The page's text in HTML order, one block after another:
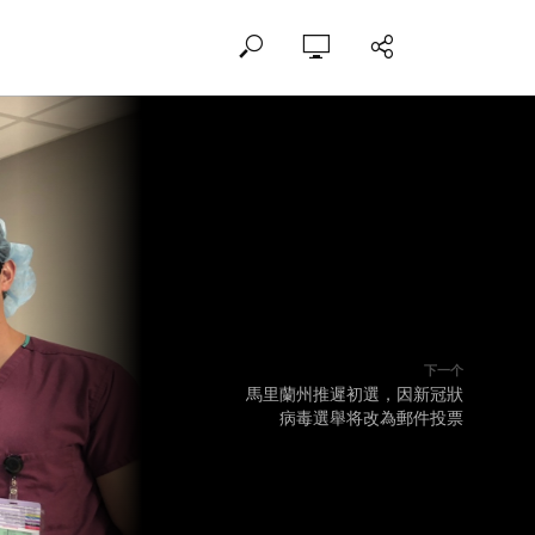
下一个
馬里蘭州推遲初選，因新冠狀
病毒選舉将改為郵件投票